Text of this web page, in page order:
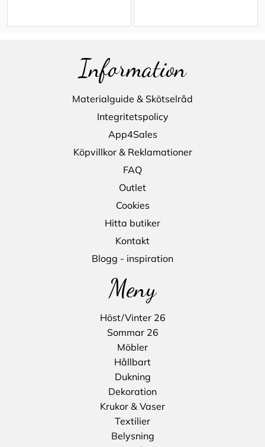
Information
Materialguide & Skötselråd
Integritetspolicy
App4Sales
Köpvillkor & Reklamationer
FAQ
Outlet
Cookies
Hitta butiker
Kontakt
Blogg - inspiration
Meny
Höst/Vinter 26
Sommar 26
Möbler
Hållbart
Dukning
Dekoration
Krukor & Vaser
Textilier
Belysning